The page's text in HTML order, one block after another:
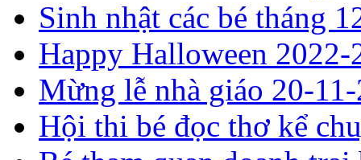
Sinh nhật các bé tháng
Happy Halloween 2022-
Mừng lễ nhà giáo 20-
Hội thi bé đọc thơ kể